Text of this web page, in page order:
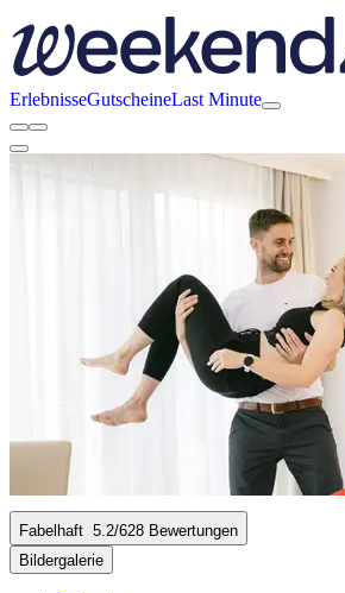
ErlebnisseGutscheineLast Minute
Fabelhaft 5.2/628 Bewertungen
Bildergalerie